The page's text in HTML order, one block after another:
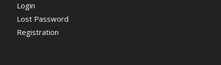
Login
Lost Password
Registration